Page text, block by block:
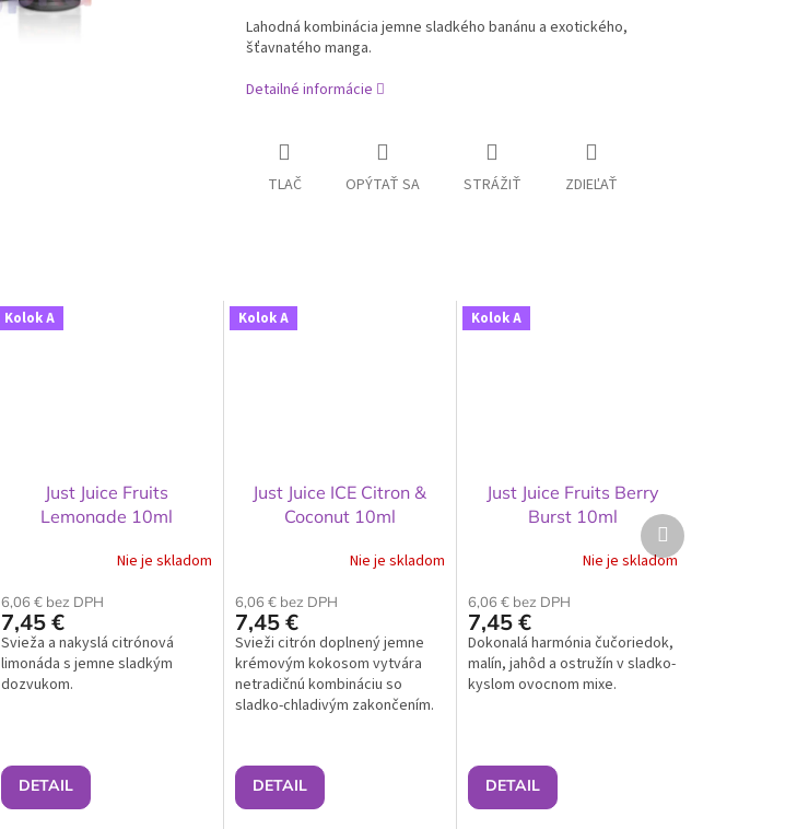
Lahodná kombinácia jemne sladkého banánu a exotického,
šťavnatého manga.
Detailné informácie
TLAČ OPÝTAŤ SA STRÁŽIŤ ZDIEĽAŤ
Kolok A
Just Juice Fruits
Lemonade 10ml
Nie je skladom
6,06 € bez DPH
7,45 €
DETAIL
Svieža a nakyslá citrónová
limonáda s jemne sladkým
dozvukom.
Kolok A
Just Juice ICE Citron &
Coconut 10ml
Nie je skladom
6,06 € bez DPH
7,45 €
DETAIL
Svieži citrón doplnený jemne
krémovým kokosom vytvára
netradičnú kombináciu so
sladko-chladivým zakončením.
Kolok A
Just Juice Fruits Berry
Burst 10ml
Nie je skladom
6,06 € bez DPH
7,45 €
DETAIL
Dokonalá harmónia čučoriedok,
malín, jahôd a ostružín v sladko-
kyslom ovocnom mixe.
Ďalší
produkt